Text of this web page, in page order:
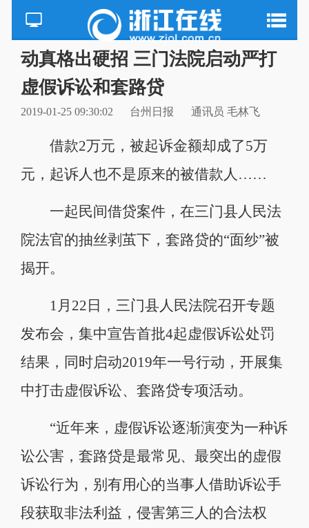
动真格出硬招 三门法院启动严打
虚假诉讼和套路贷
2019-01-25 09:30:02 台州日报 通讯员 毛林飞
借款2万元，被起诉金额却成了5万
元，起诉人也不是原来的被借款人……
一起民间借贷案件，在三门县人民法
院法官的抽丝剥茧下，套路贷的“面纱”被
揭开。
1月22日，三门县人民法院召开专题
发布会，集中宣告首批4起虚假诉讼处罚
结果，同时启动2019年一号行动，开展集
中打击虚假诉讼、套路贷专项活动。
“近年来，虚假诉讼逐渐演变为一种诉
讼公害，套路贷是最常见、最突出的虚假
诉讼行为，别有用心的当事人借助诉讼手
段获取非法利益，侵害第三人的合法权